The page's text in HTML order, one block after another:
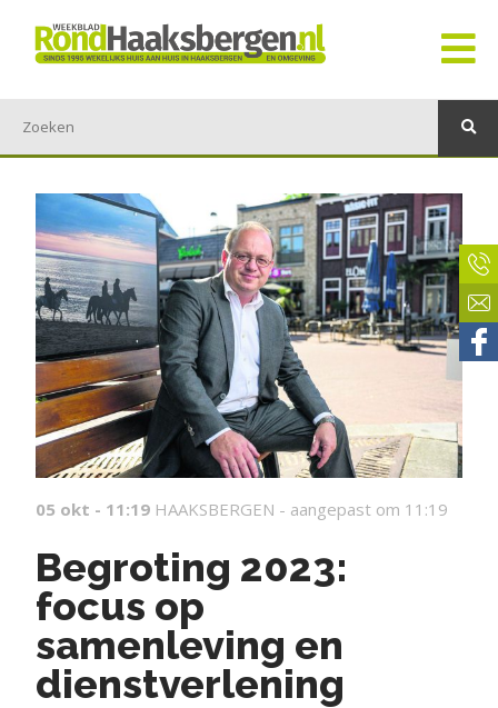
05 okt - 11:19 HAAKSBERGEN - aangepast om 11:19
Begroting 2023:
focus op
samenleving en
dienstverlening